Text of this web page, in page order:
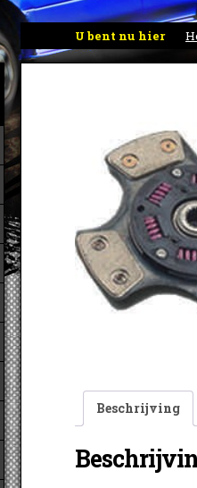
U bent nu hier
Beschrijving